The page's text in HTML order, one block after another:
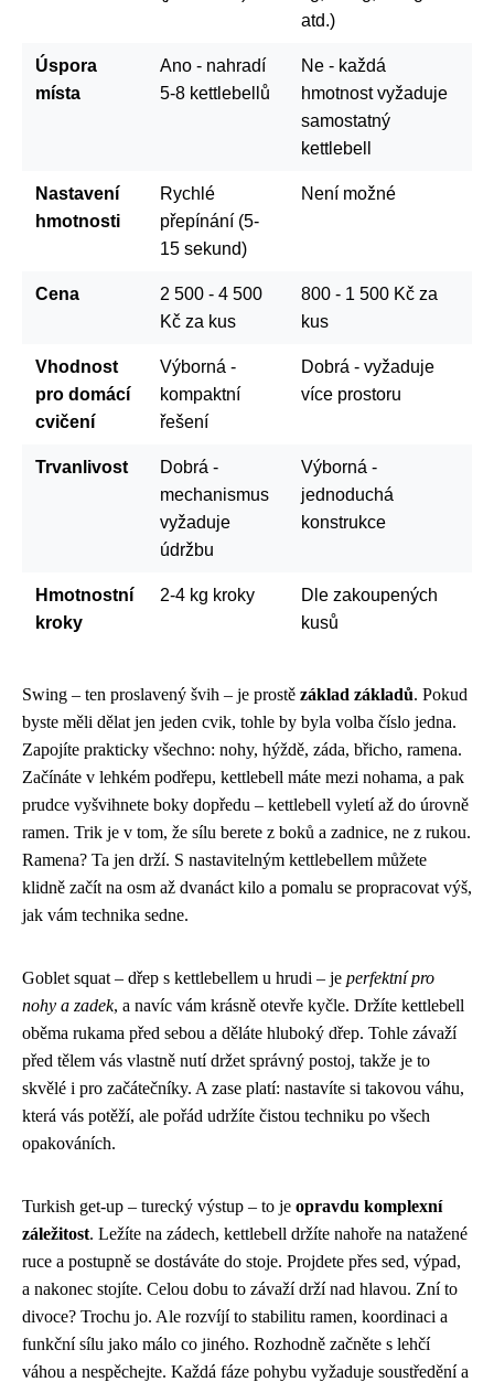
atd.)
Úspora
místa
Ano - nahradí
5-8 kettlebellů
Ne - každá
hmotnost vyžaduje
samostatný
kettlebell
Nastavení
hmotnosti
Rychlé
přepínání (5-
15 sekund)
Není možné
Cena
2 500 - 4 500
Kč za kus
800 - 1 500 Kč za
kus
Vhodnost
pro domácí
cvičení
Výborná -
kompaktní
řešení
Dobrá - vyžaduje
více prostoru
Trvanlivost
Dobrá -
mechanismus
vyžaduje
údržbu
Výborná -
jednoduchá
konstrukce
Hmotnostní
kroky
2-4 kg kroky
Dle zakoupených
kusů
Swing – ten proslavený švih – je prostě základ základů. Pokud
byste měli dělat jen jeden cvik, tohle by byla volba číslo jedna.
Zapojíte prakticky všechno: nohy, hýždě, záda, břicho, ramena.
Začínáte v lehkém podřepu, kettlebell máte mezi nohama, a pak
prudce vyšvihnete boky dopředu – kettlebell vyletí až do úrovně
ramen. Trik je v tom, že sílu berete z boků a zadnice, ne z rukou.
Ramena? Ta jen drží. S nastavitelným kettlebellem můžete
klidně začít na osm až dvanáct kilo a pomalu se propracovat výš,
jak vám technika sedne.
Goblet squat – dřep s kettlebellem u hrudi – je perfektní pro
nohy a zadek, a navíc vám krásně otevře kyčle. Držíte kettlebell
oběma rukama před sebou a děláte hluboký dřep. Tohle závaží
před tělem vás vlastně nutí držet správný postoj, takže je to
skvělé i pro začátečníky. A zase platí: nastavíte si takovou váhu,
která vás potěží, ale pořád udržíte čistou techniku po všech
opakováních.
Turkish get-up – turecký výstup – to je opravdu komplexní
záležitost. Ležíte na zádech, kettlebell držíte nahoře na natažené
ruce a postupně se dostáváte do stoje. Projdete přes sed, výpad,
a nakonec stojíte. Celou dobu to závaží drží nad hlavou. Zní to
divoce? Trochu jo. Ale rozvíjí to stabilitu ramen, koordinaci a
funkční sílu jako málo co jiného. Rozhodně začněte s lehčí
váhou a nespěchejte. Každá fáze pohybu vyžaduje soustředění a